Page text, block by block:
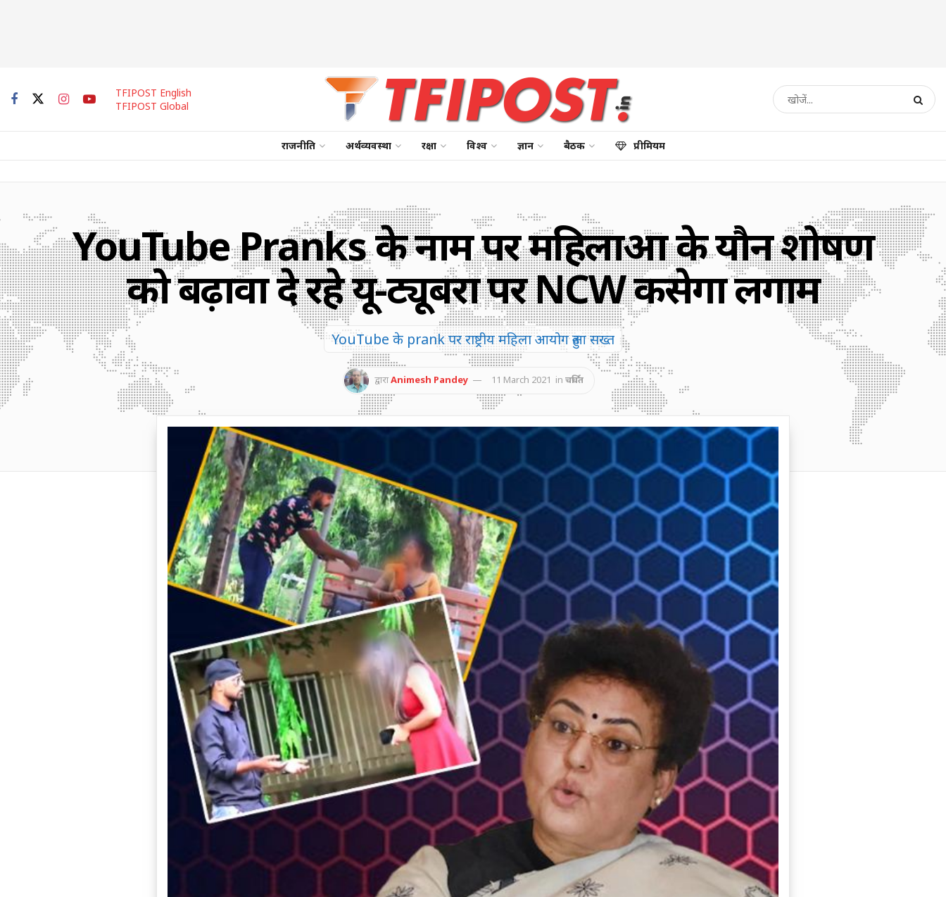
TFIPOST English
TFIPOST Global
राजनीति अर्थव्यवस्था रक्षा विश्व ज्ञान बैठक प्रीमियम
YouTube Pranks के नाम पर महिलाओं के यौन शोषण
को बढ़ावा दे रहे यू-ट्यूबरों पर NCW कसेगा लगाम
YouTube के prank पर राष्ट्रीय महिला आयोग हुआ सख्त
द्वाराAnimesh Pandey 11 March 2021 in चर्चित